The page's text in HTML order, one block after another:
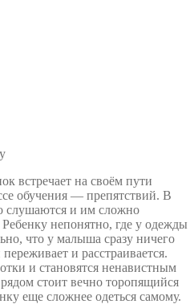
встречает на своём пути
обучения — препятствий. В
слушаются и им сложно
Ребенку непонятно, где у одежды
что у малыша сразу ничего
и расстраивается.
и становятся ненавистным
стоит вечно торопящийся
еще сложнее одеться самому.